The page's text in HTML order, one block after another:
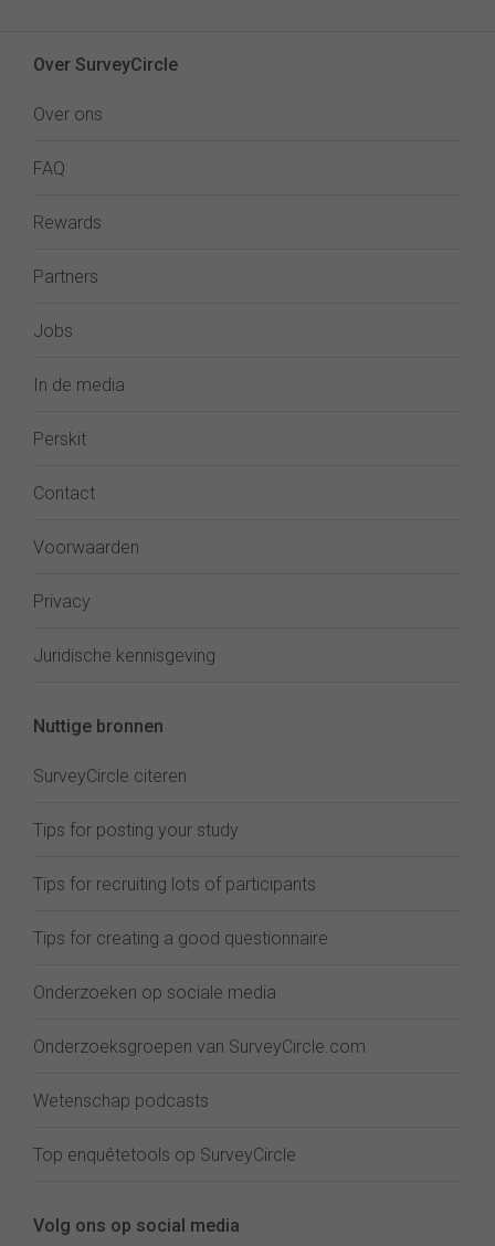
Over SurveyCircle
Over ons
FAQ
Rewards
Partners
Jobs
In de media
Perskit
Contact
Voorwaarden
Privacy
Juridische kennisgeving
Nuttige bronnen
SurveyCircle citeren
Tips for posting your study
Tips for recruiting lots of participants
Tips for creating a good questionnaire
Onderzoeken op sociale media
Onderzoeksgroepen van SurveyCircle.com
Wetenschap podcasts
Top enquêtetools op SurveyCircle
Volg ons op social media